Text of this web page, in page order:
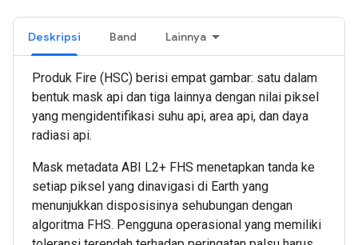
Deskripsi Band Lainnya
Produk Fire (HSC) berisi empat gambar: satu dalam
bentuk mask api dan tiga lainnya dengan nilai piksel
yang mengidentifikasi suhu api, area api, dan daya
radiasi api.
Mask metadata ABI L2+ FHS menetapkan tanda ke
setiap piksel yang dinavigasi di Earth yang
menunjukkan disposisinya sehubungan dengan
algoritma FHS. Pengguna operasional yang memiliki